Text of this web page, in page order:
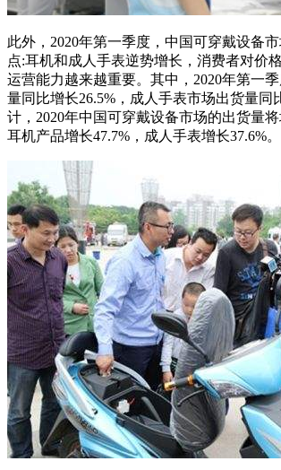
此外，2020年第一季度，中国可穿戴设备
点:耳机和成人手表逆势增长，消费者对价
运营能力越来越重要。其中，2020年第一
量同比增长26.5%，成人手表市场出货量同
计，2020年中国可穿戴设备市场的出货量将
耳机产品增长47.7%，成人手表增长37.6%。